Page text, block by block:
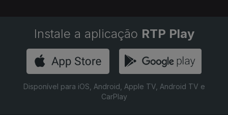
Instale a aplicação RTP Play
Disponível para iOS, Android, Apple TV, Android TV e
CarPlay